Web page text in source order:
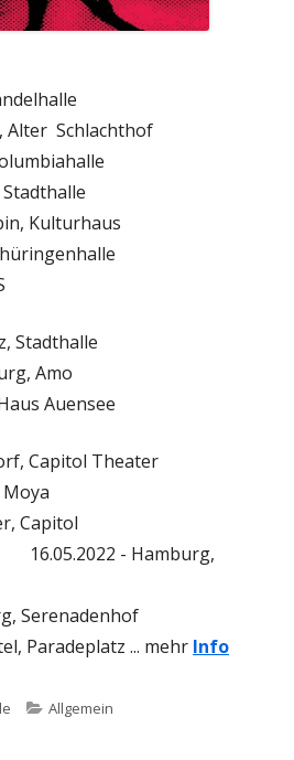
Alter Schlachthof
Kulturhaus
Stadthalle
Amo
Auensee
Capitol Theater
Moya
Hannover, Capitol
- Hamburg,
Serenadenhof
Paradeplatz ... mehr Info
Kategorien
Allgemein